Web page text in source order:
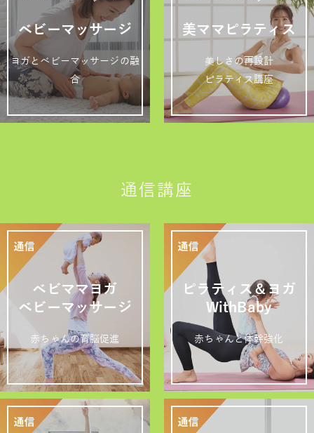
ベビーマッサージ
ヨガとベビーマッサージの融
合
美ママピラティス
美しさの再設計
ピラティス講座
通信講座
ベビママヨガ
ベビーマッサージ
赤ちゃんの育脳促進
ピラティス＆ヨガ
WithBaby
赤ちゃんと体幹強化